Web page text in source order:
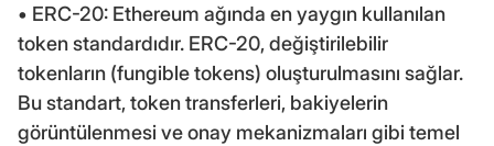
• ERC-20: Ethereum ağında en yaygın kullanılan
token standardıdır. ERC-20, değiştirilebilir
tokenların (fungible tokens) oluşturulmasını sağlar.
Bu standart, token transferleri, bakiyelerin
görüntülenmesi ve onay mekanizmaları gibi temel